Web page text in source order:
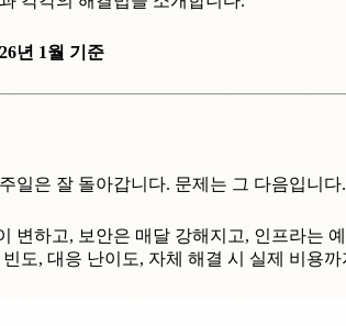
년 1월 기준
일은 잘 돌아갑니다. 문제는 그 다음입니다.
변하고, 보안은 매달 강해지고, 인프라는
도, 대응 난이도, 자체 해결 시 실제 비용